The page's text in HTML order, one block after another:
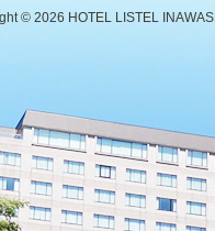
© 2026 HOTEL LISTEL